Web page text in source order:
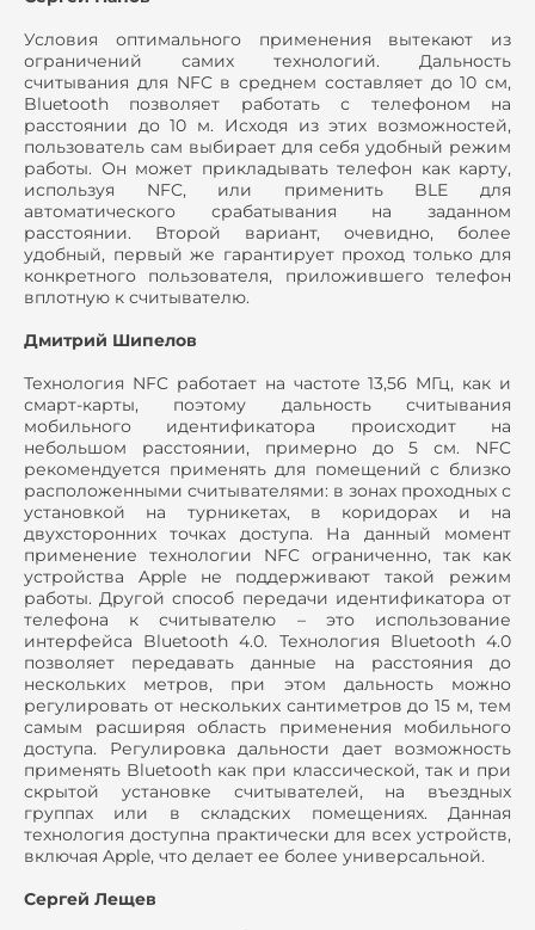
Условия оптимального применения вытекают из
ограничений самих технологий. Дальность
считывания для NFC в среднем составляет до 10 см,
Bluetooth позволяет работать с телефоном на
расстоянии до 10 м. Исходя из этих возможностей,
пользователь сам выбирает для себя удобный режим
работы. Он может прикладывать телефон как карту,
используя NFC, или применить BLE для
автоматического срабатывания на заданном
расстоянии. Второй вариант, очевидно, более
удобный, первый же гарантирует проход только для
конкретного пользователя, приложившего телефон
вплотную к считывателю.
Дмитрий Шипелов
Технология NFC работает на частоте 13,56 МГц, как и
смарт-карты, поэтому дальность считывания
мобильного идентификатора происходит на
небольшом расстоянии, примерно до 5 см. NFC
рекомендуется применять для помещений с близко
расположенными считывателями: в зонах проходных с
установкой на турникетах, в коридорах и на
двухсторонних точках доступа. На данный момент
применение технологии NFC ограниченно, так как
устройства Apple не поддерживают такой режим
работы. Другой способ передачи идентификатора от
телефона к считывателю – это использование
интерфейса Bluetooth 4.0. Технология Bluetooth 4.0
позволяет передавать данные на расстояния до
нескольких метров, при этом дальность можно
регулировать от нескольких сантиметров до 15 м, тем
самым расширяя область применения мобильного
доступа. Регулировка дальности дает возможность
применять Bluetooth как при классической, так и при
скрытой установке считывателей, на въездных
группах или в складских помещениях. Данная
технология доступна практически для всех устройств,
включая Apple, что делает ее более универсальной.
Сергей Лещев